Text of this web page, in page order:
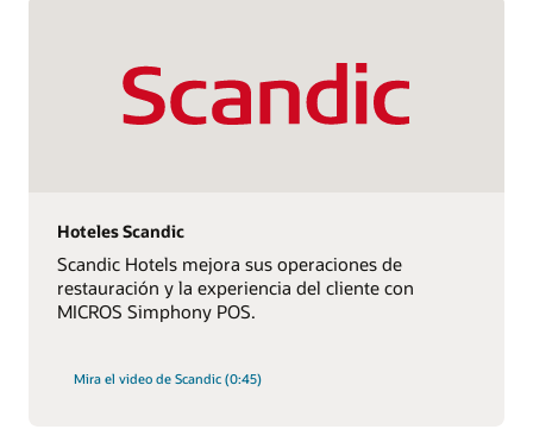
Hoteles Scandic
Scandic Hotels mejora sus operaciones de
restauración y la experiencia del cliente con
MICROS Simphony POS.
Mira el video de Scandic (0:45)